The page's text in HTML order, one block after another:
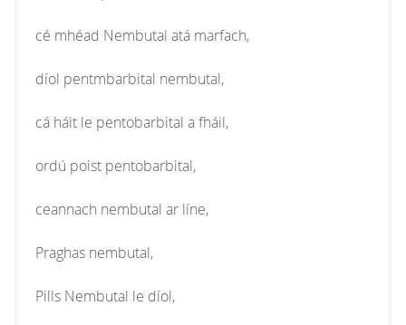
cé mhéad Nembutal atá marfach,
díol pentmbarbital nembutal,
cá háit le pentobarbital a fháil,
ordú poist pentobarbital,
ceannach nembutal ar líne,
Praghas nembutal,
Pills Nembutal le díol,